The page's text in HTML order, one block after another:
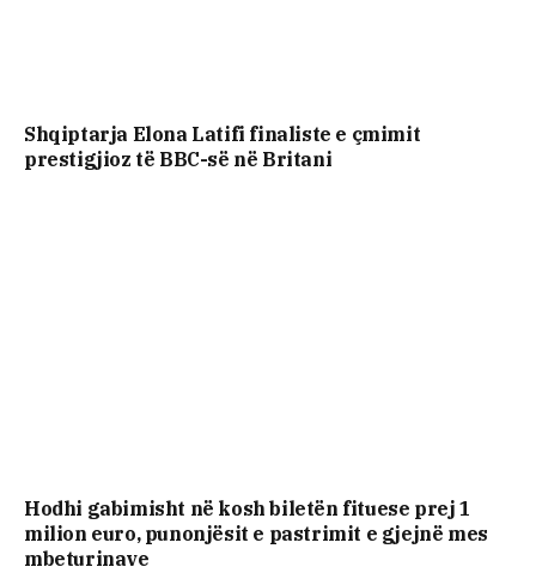
Shqiptarja Elona Latifi finaliste e çmimit
prestigjioz të BBC-së në Britani
Hodhi gabimisht në kosh biletën fituese prej 1
milion euro, punonjësit e pastrimit e gjejnë mes
mbeturinave